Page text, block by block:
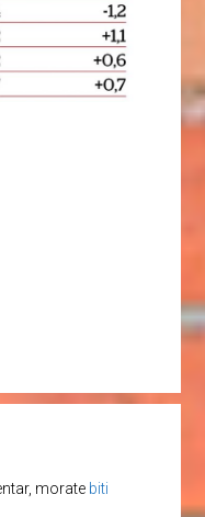
morate biti